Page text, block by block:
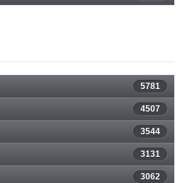
5781
4507
3544
3131
3062